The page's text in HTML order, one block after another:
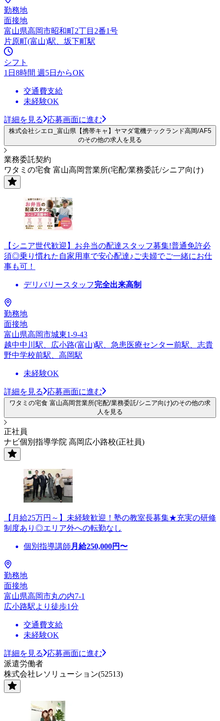
勤務地
面接地
富山県高岡市昭和町2丁目2番1号
片原町(富山)駅、坂下町駅
シフト
1日8時間 週5日からOK
交通費支給
未経験OK
詳細を見る 応募画面に進む
株式会社シエロ_富山県【携帯キャ】ヤマダ電機テックランド高岡/AF5
のその他の求人を見る
業務委託契約
ワタミの宅食 富山高岡営業所(宅配/業務委託/シニア向け)
【シニア世代歓迎】お弁当の配達スタッフ募集!普通免許必
須◎乗り慣れた自家用車で安心配達♪ご夫婦でご一緒にお仕
事も可！
デリバリースタッフ完全出来高制
勤務地
面接地
富山県高岡市城東1-9-43
越中中川駅、広小路(富山)駅、急患医療センター前駅、志貴
野中学校前駅、高岡駅
未経験OK
詳細を見る 応募画面に進む
ワタミの宅食 富山高岡営業所(宅配/業務委託/シニア向け)のその他の求
人を見る
正社員
ナビ個別指導学院 高岡広小路校(正社員)
【月給25万円～】未経験歓迎！塾の教室長募集★充実の研修
制度あり◎エリア外への転勤なし
個別指導講師 月給250,000円〜
勤務地
面接地
富山県高岡市丸の内7-1
広小路駅より徒歩1分
交通費支給
未経験OK
詳細を見る
応募画面に進む
派遣労働者
株式会社レソリューション(52513)